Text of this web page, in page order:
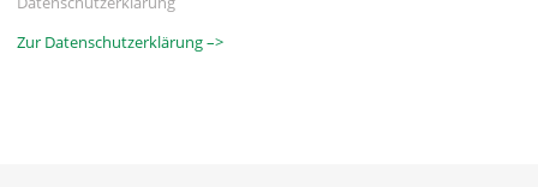
Zur Datenschutzerklärung –>